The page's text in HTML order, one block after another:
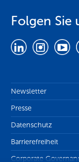
Folgen Sie
Newsletter
Presse
Datenschutz
Barrierefreiheit
Corporate